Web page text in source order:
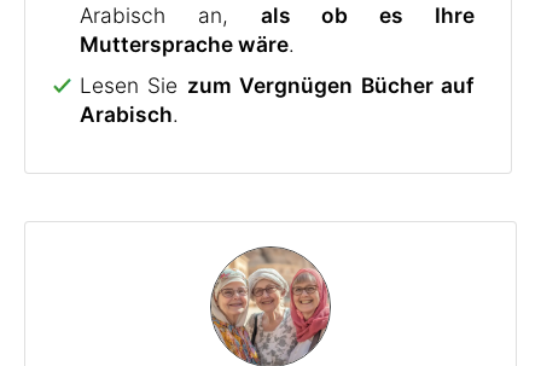
Arabisch an, als ob es Ihre
Muttersprache wäre.
Lesen Sie zum Vergnügen Bücher auf
Arabisch.